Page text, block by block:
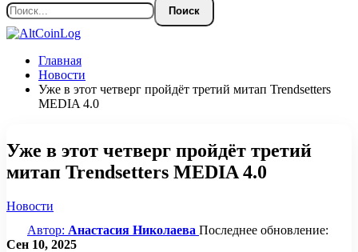
Главная
Новости
Уже в этот четверг пройдёт третий митап Trendsetters
MEDIA 4.0
Уже в этот четверг пройдёт третий
митап Trendsetters MEDIA 4.0
Новости
Автор: Анастасия Николаева Последнее обновление:
Сен 10, 2025